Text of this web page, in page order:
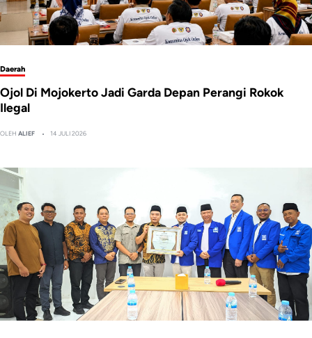
Daerah
Ojol Di Mojokerto Jadi Garda Depan Perangi Rokok
Ilegal
OLEHALIEF 14 JULI 2026